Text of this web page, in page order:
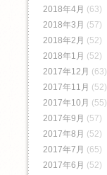
2018年4月 (63)
2018年3月 (57)
2018年2月 (52)
2018年1月 (52)
2017年12月 (63)
2017年11月 (52)
2017年10月 (55)
2017年9月 (57)
2017年8月 (52)
2017年7月 (65)
2017年6月 (52)